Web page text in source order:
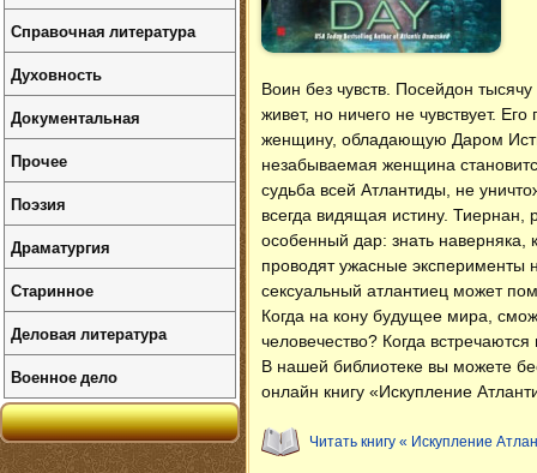
Воин без чувств. Посейдон
живет, но ничего не чувствует.
женщину, обладающую Даром
незабываемая женщина
судьба всей Атлантиды, не
всегда видящая истину. Тиернан,
особенный дар: знать наверняка,
проводят ужасные эксперименты
сексуальный атлантиец может
Когда на кону будущее мира,
человечество? Когда
В нашей библиотеке вы можете
онлайн книгу «Искупление
Читать книгу « Искупление
Справочная литература
Духовность
Документальная
Прочее
Поэзия
Драматургия
Старинное
Деловая литература
Военное дело